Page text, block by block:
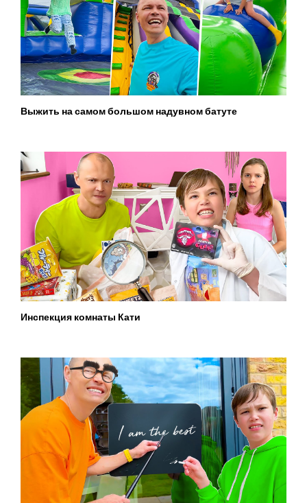
Выжить на самом большом надувном батуте
Инспекция комнаты Кати